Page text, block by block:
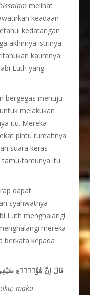
melihat
keadaan
kedatangan
akhirnya istrinya
kaumnya
Luth yang
bergegas menuju
melakukan
itu. Mereka
pintu rumahnya
suara keras
tamu-tamunya itu
dapat
syahwatnya
Luth menghalangi
mereka
berkata kepada
قَالَ اِنَّ هٰٓؤُلَاۤءِ ضَيْفِيْ
maka